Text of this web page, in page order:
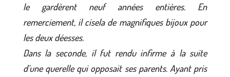
le gardèrent neuf années entières. En
remerciement, il cisela de magnifiques bijoux pour
les deux déesses.
Dans la seconde, il fut rendu infirme à la suite
d’une querelle qui opposait ses parents. Ayant pris